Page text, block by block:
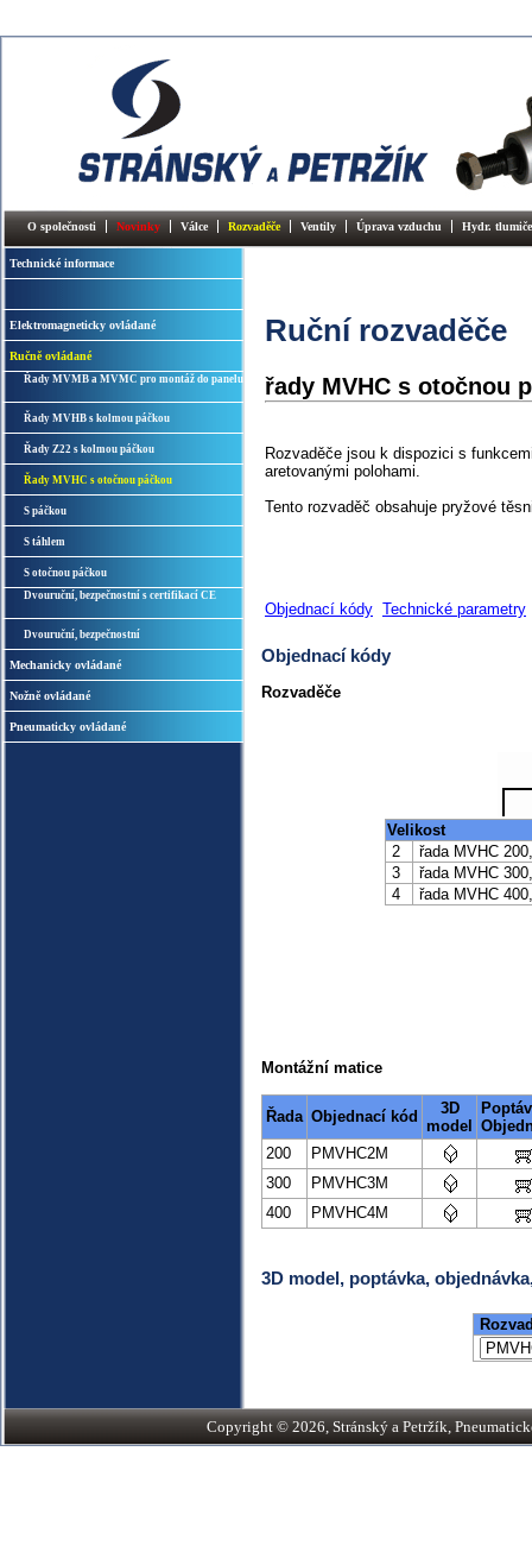
O společnosti Novinky Válce Rozvaděče Ventily Úprava vzduchu Hydr.
Technické informace
Elektromagneticky ovládané
Ručně ovládané
Řady MVMB a MVMC pro montáž do panelu
Řady MVHB s kolmou páčkou
Řady Z22 s kolmou páčkou
Řady MVHC s otočnou páčkou
S páčkou
S táhlem
S otočnou páčkou
Dvouruční, bezpečnostní s certifikací CE
Dvouruční, bezpečnostní
Mechanicky ovládané
Nožně ovládané
Pneumaticky ovládané
Ruční rozvaděče
řady MVHC s otočnou
Rozvaděče jsou k dispozici s
aretovanými polohami.
Tento rozvaděč obsahuje pryžové
Objednací kódy Technické parametry
Objednací kódy
Rozvaděče
Velikost
2
řada MVHC
3
řada MVHC
4
řada MVHC
Montážní matice
Řada Objednací kód
3D
model
200
PMVHC2M
300
PMVHC3M
400
PMVHC4M
3D model, poptávka,
Copyright © 2026, Stránský a Petržík,